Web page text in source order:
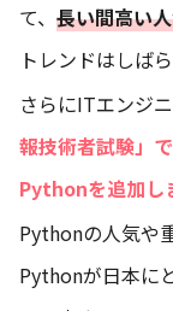
て、 長い間高い
トレンドはしば
さらにITエンジ
報技術者試験」
Pythonを追加し
Pythonの人気や
Pythonが日本に